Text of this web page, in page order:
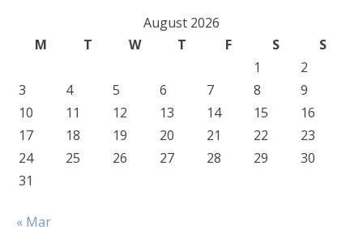
August 2026
M
T W T F S
S
1
2
3
4 5 6 7 8
9
10
11 12 13 14 15
16
17
18 19 20 21 22
23
24
25 26 27 28 29
30
31
« Mar